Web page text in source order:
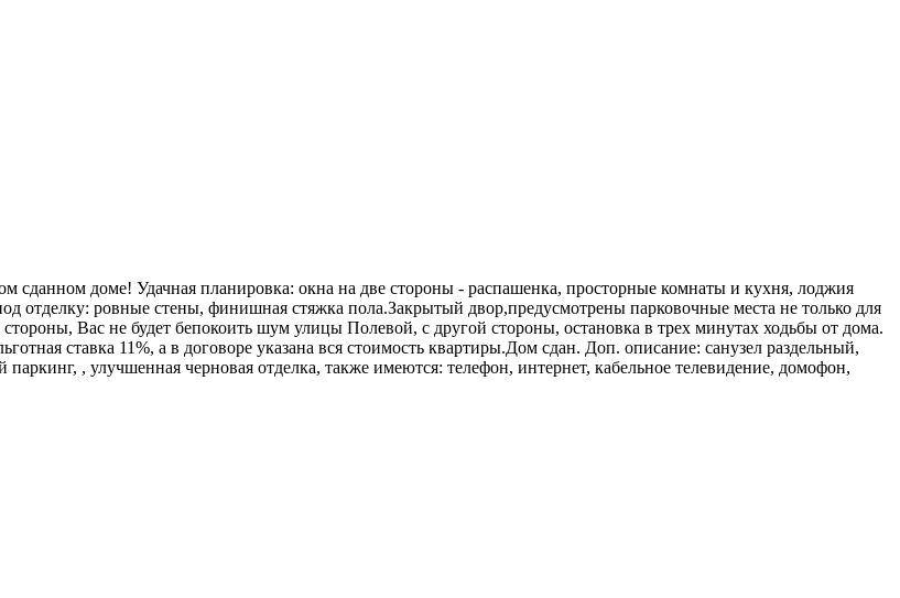
сданном доме! Удачная планировка: окна на две стороны - распашенка, просторные комнаты и кухня, лоджия
отделку: ровные стены, финишная стяжка пола.Закрытый двор,предусмотрены парковочные места не только для
Вас не будет бепокоить шум улицы Полевой, с другой стороны, остановка в трех минутах ходьбы от дома.
ставка 11%, а в договоре указана вся стоимость квартиры.Дом сдан. Доп. описание: санузел раздельный,
, улучшенная черновая отделка, также имеются: телефон, интернет, кабельное телевидение, домофон,